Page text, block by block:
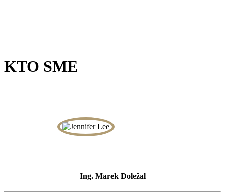
KTO SME
Ing. Marek Doležal